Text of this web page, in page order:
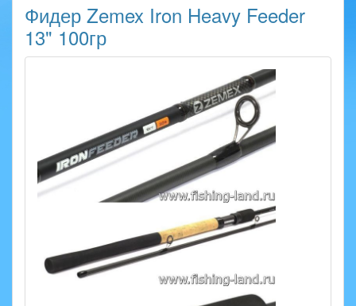
Фидер Zemex Iron Heavy Feeder
13" 100гр